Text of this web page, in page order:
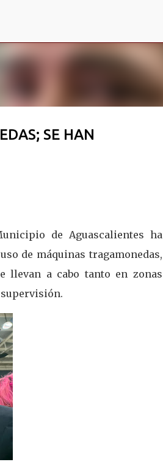
SE HAN
de Aguascalientes ha
de máquinas tragamonedas,
llevan a cabo tanto en zonas